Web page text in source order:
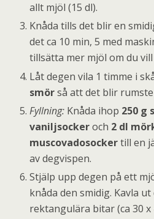
allt mjöl (15 dl).
Knåda tills det blir en
det ca 10 min, 5 med
tillsätta mer mjöl om du
Låt degen vila 1 timme i
smörså att det blir
Fyllning: Knåda ihop 250 g
vaniljsockeroch 2 dl
muscovadosockertill en
av degvispen.
Stjälp upp degen på ett
knåda den smidig. Kavla
rektangulära bitar (ca 30 x